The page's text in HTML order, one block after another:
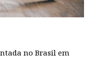
no Brasil em